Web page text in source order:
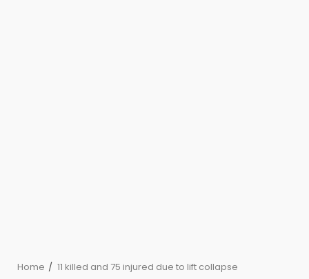
Home 11 killed and 75 injured due to lift collapse